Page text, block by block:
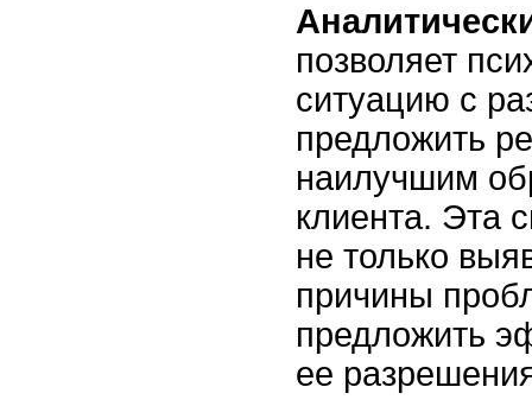
позволяет
ситуацию с
предложить
наилучшим
клиента. Эта
не только
причины
предложить
ее